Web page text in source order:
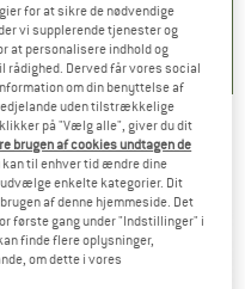
4,9(23)
- Cykeltaske
for at sikre de nødvendige
vi supplerende tjenester og
at personalisere indhold og
Derved får vores social
om din benyttelse af
uden tilstrækkelige
på "Vælg alle", giver du dit
brugen af cookies undtagen de
kan til enhver tid ændre dine
enkelte kategorier. Dit
af denne hjemmeside. Det
første gang under "Indstillinger" i
finde flere oplysninger,
om dette i vores